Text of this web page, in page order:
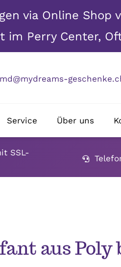
via Online Shop
im Perry Center,
md@mydreams-
Service Über uns
SSL-
aus Poly